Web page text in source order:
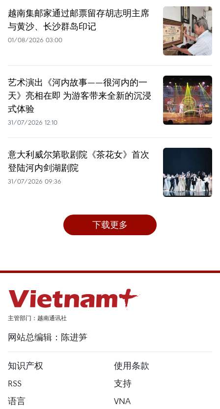
越南集邮家通过邮票留存胡志明主席
与黄沙、长沙群岛印记
01/08/2026 03:00
艺术演出《河内故事——很河内的一
天》亮相在即 为游客带来全新的沉浸
式体验
31/07/2026 12:10
意大利威尔第歌剧院《茶花女》首次
登陆河内剑湖剧院
31/07/2026 09:36
下载更多
主管部门：越南通讯社
网站总编辑：陈进笋
知识产权
使用条款
RSS
支持
语言
VNA